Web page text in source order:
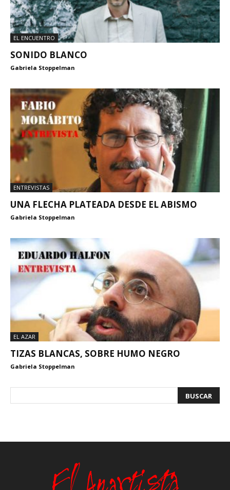
EL ENCUENTRO
SONIDO BLANCO
Gabriela Stoppelman
ENTREVISTAS
UNA FLECHA PLATEADA DESDE EL ABISMO
Gabriela Stoppelman
EL AZAR
TIZAS BLANCAS, SOBRE HUMO NEGRO
Gabriela Stoppelman